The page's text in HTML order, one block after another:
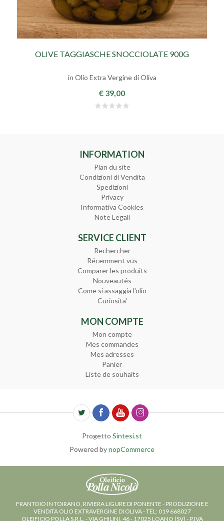
OLIVE TAGGIASCHE SNOCCIOLATE 900G
in Olio Extra Vergine di Oliva
€ 39,00
INFORMATION
Plan du site
Condizioni di Vendita
Spedizioni
Privacy
Informativa Cookies
Note Legali
SERVICE CLIENT
Rechercher
Récemment vus
Comparer les produits
Nouveautés
Come si assaggia l'olio
Curiosita'
MON COMPTE
Mon compte
Mes commandes
Mes adresses
Panier
Liste de souhaits
Progetto Sintesi.st
Powered bynopCommerce
FRANTOIO IN TOIRANO, RIVIERA LIGURE DI PONENTE - PRODUZIONE E
VENDITA OLIO EXTRAVERGINE DI OLIVA - TEL: 019 668027
OLEIFICIO POLLA S.R.L. - VIA GHILINI, 46 - 17025 LOANO (SV) - P.IVA